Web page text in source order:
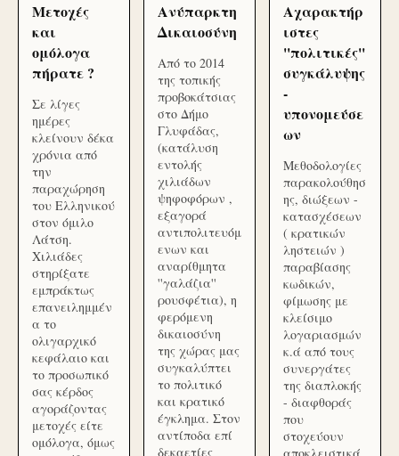
Μετοχές
και
ομόλογα
πήρατε ?
Σε λίγες
ημέρες
κλείνουν δέκα
χρόνια από
την
παραχώρηση
του Ελληνικού
στον όμιλο
Λάτση.
Χιλιάδες
στηρίξατε
εμπράκτως
επανειλημμέν
α το
ολιγαρχικό
κεφάλαιο και
το προσωπικό
σας κέρδος
αγοράζοντας
μετοχές είτε
ομόλογα, όμως
Ανύπαρκτη
Δικαιοσύνη
Από το 2014
της τοπικής
προβοκάτσιας
στο Δήμο
Γλυφάδας,
(κατάλυση
εντολής
χιλιάδων
ψηφοφόρων ,
εξαγορά
αντιπολιτευόμ
ενων και
αναρίθμητα
''γαλάζια''
ρουσφέτια), η
φερόμενη
δικαιοσύνη
της χώρας μας
συγκαλύπτει
το πολιτικό
και κρατικό
έγκλημα. Στον
αντίποδα επί
δεκαετίες
Αχαρακτήρ
ιστες
''πολιτικές''
συγκάλυψης
-
υπονομεύσε
ων
Μεθοδολογίες
παρακολούθησ
ης, διώξεων -
κατασχέσεων
( κρατικών
ληστειών )
παραβίασης
κωδικών,
φίμωσης με
κλείσιμο
λογαριασμών
κ.ά από τους
συνεργάτες
της διαπλοκής
- διαφθοράς
που
στοχεύουν